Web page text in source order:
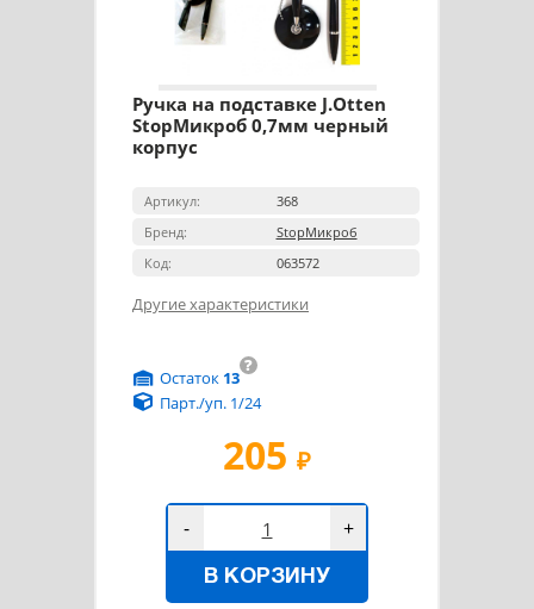
Ручка на подставке J.Otten
StopМикроб 0,7мм черный
корпус
Артикул:
368
Бренд:
StopМикроб
Код:
063572
Другие характеристики
205 ₽
?
Остаток 13
Парт./уп. 1/24
- +
В КОРЗИНУ